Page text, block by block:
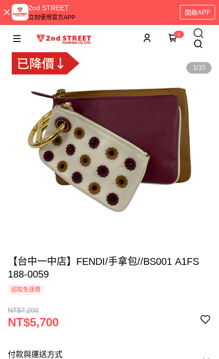
2nd STREET
立刻使用官方APP
開啟APP
0
1/10
【台中一中店】FENDI/手拿包//BS001 A1FS
188-0059
超取免運費
NT$7,200
NT$5,700
付款與運送方式